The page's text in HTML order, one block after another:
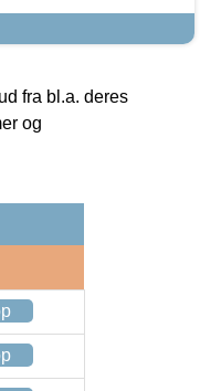
fra bl.a. deres
og